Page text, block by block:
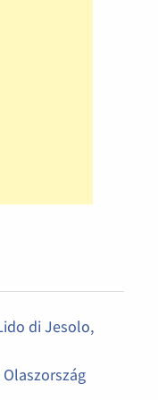
di Jesolo,